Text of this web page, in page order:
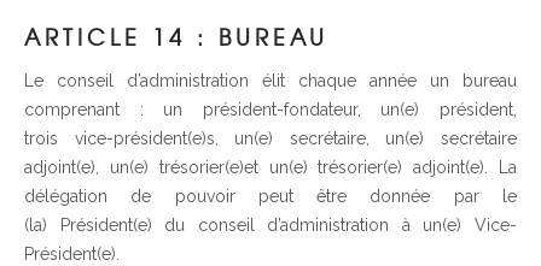
ARTICLE 14 : BUREAU
Le conseil d’administration élit chaque année un bureau
comprenant : un président-fondateur, un(e) président,
trois vice-président(e)s, un(e) secrétaire, un(e) secrétaire
adjoint(e), un(e) trésorier(e)et un(e) trésorier(e) adjoint(e). La
délégation de pouvoir peut être donnée par le
(la) Président(e) du conseil d’administration à un(e) Vice-
Président(e).